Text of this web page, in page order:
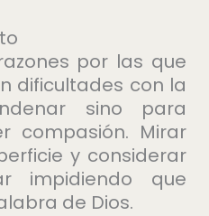
por las que
dificultades con la
sino para
compasión. Mirar
y considerar
impidiendo que
de Dios.